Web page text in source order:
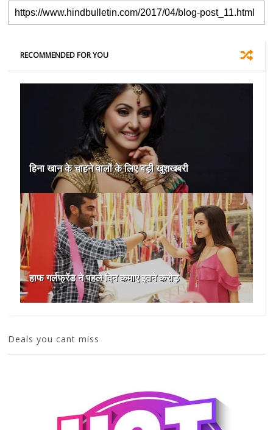
RECOMMENDED FOR YOU
हिना खान के चाहने वालों के लिए बड़ी खुशखबरी
हाफ गर्लफ्रेंड ने पहले दिन कमाए इतने करोड़
Deals you cant miss